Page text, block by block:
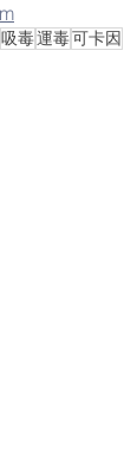
吸毒運毒可卡因